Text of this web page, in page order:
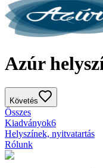
Azúr
Követés
Összes
Kiadványok6
Helyszínek, nyitvatartás
Rólunk